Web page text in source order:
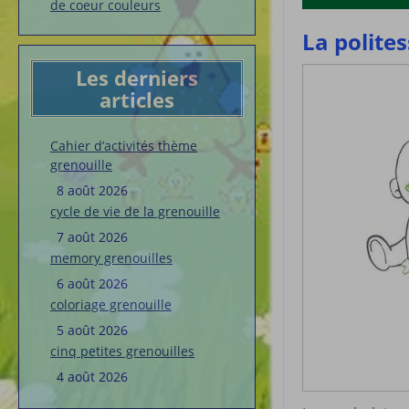
de coeur couleurs
Les derniers
articles
Cahier d’activités thème
grenouille
8 août 2026
cycle de vie de la grenouille
7 août 2026
memory grenouilles
6 août 2026
coloriage grenouille
5 août 2026
cinq petites grenouilles
4 août 2026
La